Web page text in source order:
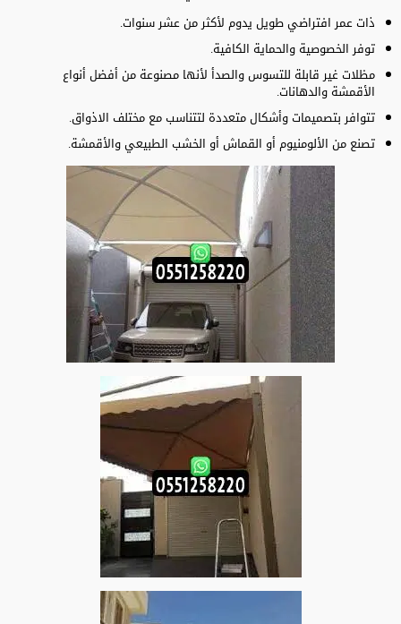
ذات عمر افتراضي طويل يدوم لأكثر من عشر سنوات.
توفر الخصوصية والحماية الكافية.
مظلات غير قابلة للتسوس والصدأ لأنها مصنوعة من أفضل أنواع
الأقمشة والدهانات.
تتوافر بتصميمات وأشكال متعددة لتتناسب مع مختلف الاذواق.
تصنع من الألومنيوم أو القماش أو الخشب الطبيعي والأقمشة.